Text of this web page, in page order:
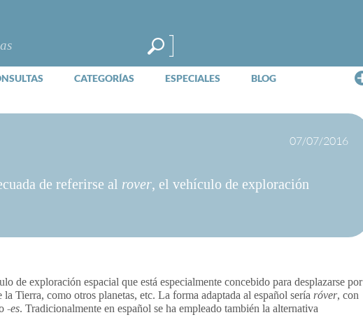
CATEGORÍAS ESPECIALES BLOG
07/07/2016
de referirse al rover, el vehículo de exploración
de exploración espacial que está especialmente concebido para desplazarse por
Tierra, como otros planetas, etc. La forma adaptada al español sería róver, con
-es. Tradicionalmente en español se ha empleado también la alternativa